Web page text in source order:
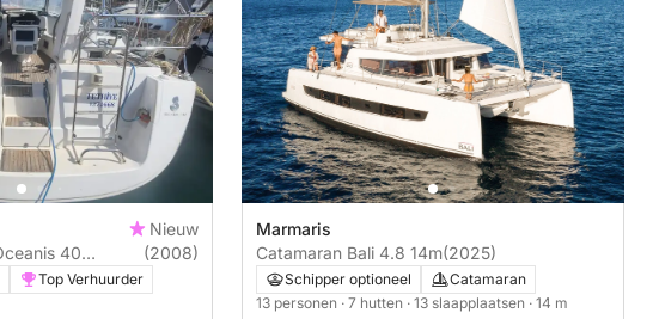
Nieuw
(2008)
Top Verhuurder
Marmaris
Catamaran Bali 4.8 14m(2025)
Schipper optioneel
Catamaran
13 personen · 7 hutten · 13 slaapplaatsen · 14 m